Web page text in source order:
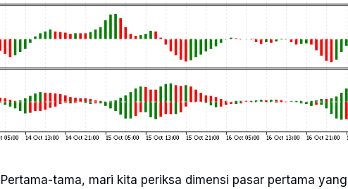
Pertama-tama, mari kita periksa dimensi pasar pertama